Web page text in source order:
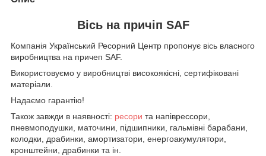
Вісь на причіп SAF
Компанія Український Ресорний Центр пропонує вісь власного
виробництва на причеп SAF.
Використовуємо у виробництві високоякісні, сертифіковані
матеріали.
Надаємо гарантію!
Також завжди в наявності: ресори та напіврессори,
пневмоподушки, маточини, підшипники, гальмівні барабани,
колодки, драбинки, амортизатори, енергоакумулятори,
кронштейни, драбинки та ін.